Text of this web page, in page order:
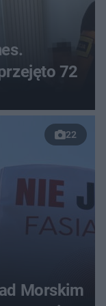
22
Morskim